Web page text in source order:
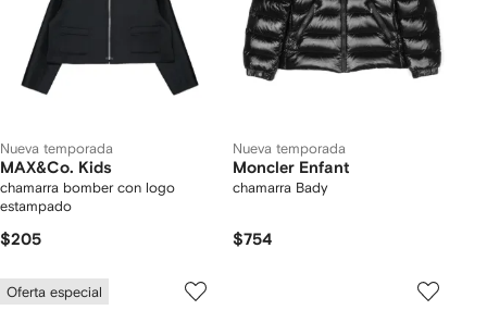
Nueva temporada
MAX&Co. Kids
chamarra bomber con logo
estampado
$205
Nueva temporada
Moncler Enfant
chamarra Bady
$754
Oferta especial